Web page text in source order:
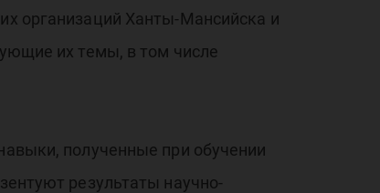
организаций Ханты-Мансийска и
их темы, в том числе
полученные при обучении
результаты научно-